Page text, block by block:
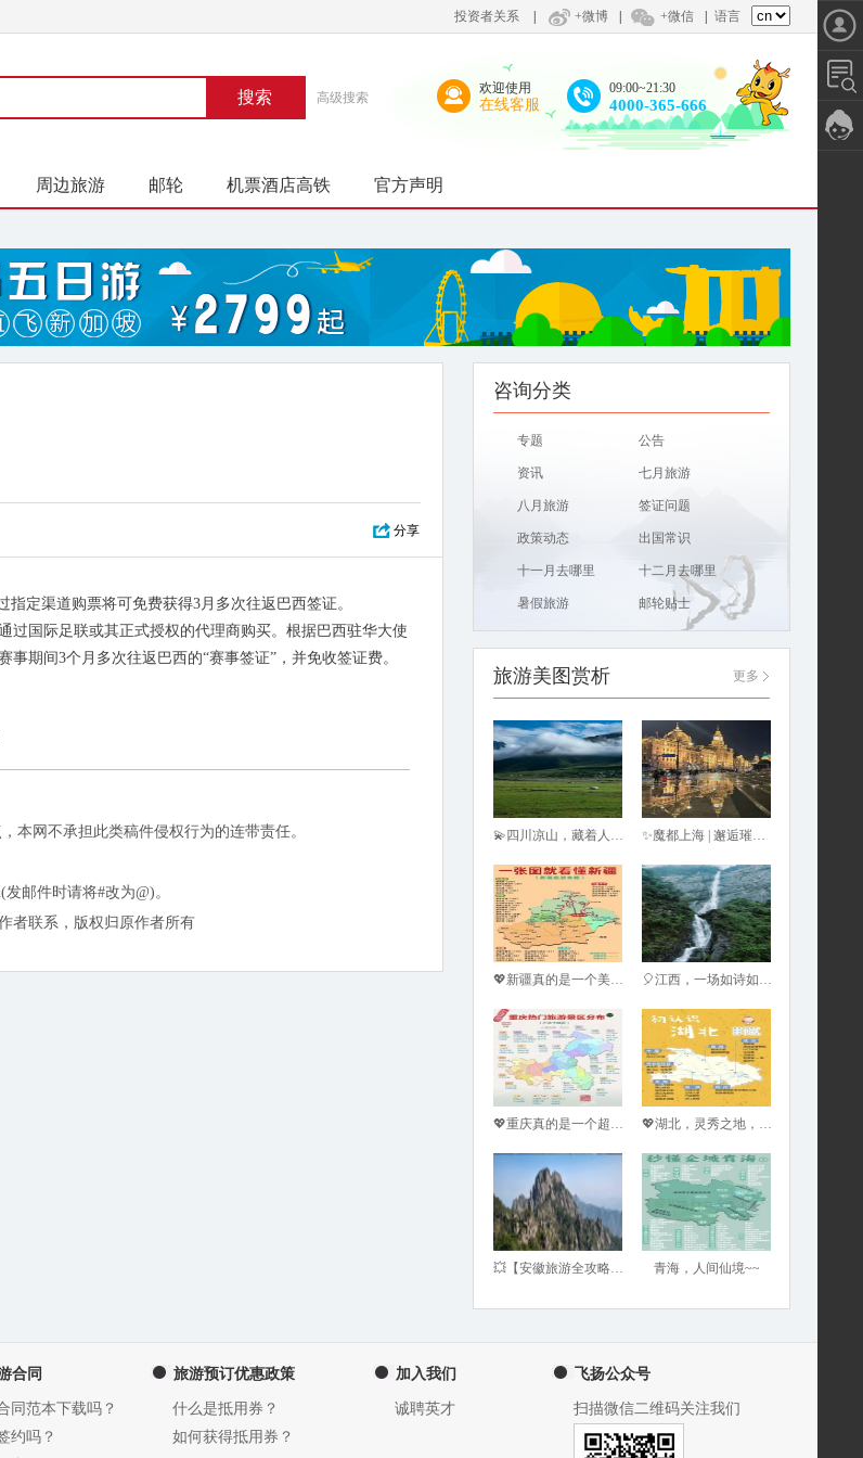
投资者关系 +微博 +微信 语言
搜索 高级搜索
欢迎使用
在线客服
09:00~21:30
4000-365-666
周边旅游 邮轮 机票酒店高铁 官方声明
分享
定渠道购票将可免费获得3月多次往返巴西签证。
过国际足联或其正式授权的代理商购买。根据巴西驻华大使
期间3个月多次往返巴西的“赛事签证”，并免收签证费。
本网不承担此类稿件侵权行为的连带责任。
邮件时请将#改为@)。
者联系，版权归原作者所有
咨询分类
专题 公告
资讯 七月旅游
八月旅游 签证问题
政策动态 出国常识
十一月去哪里 十二月去哪里
暑假旅游 邮轮贴士
旅游美图赏析 更多
💫四川凉山，藏着人间至美之境💫 ✨魔都上海 | 邂逅璀璨之旅✨
💖新疆真的是一个美到极致的地方😍，一生一定要去一次呀😜！ 🎈江西，一场如诗如画的奇妙之旅💖
💖重庆真的是一个超棒的旅游城市😎 💖湖北，灵秀之地，人间仙境！💖
💥【安徽旅游全攻略，领略皖美风情】💥 青海，人间仙境~~
合同
同范本下载吗？
约吗？
旅游预订优惠政策
什么是抵用券？
如何获得抵用券？
加入我们
诚聘英才
飞扬公众号
扫描微信二维码关注我们